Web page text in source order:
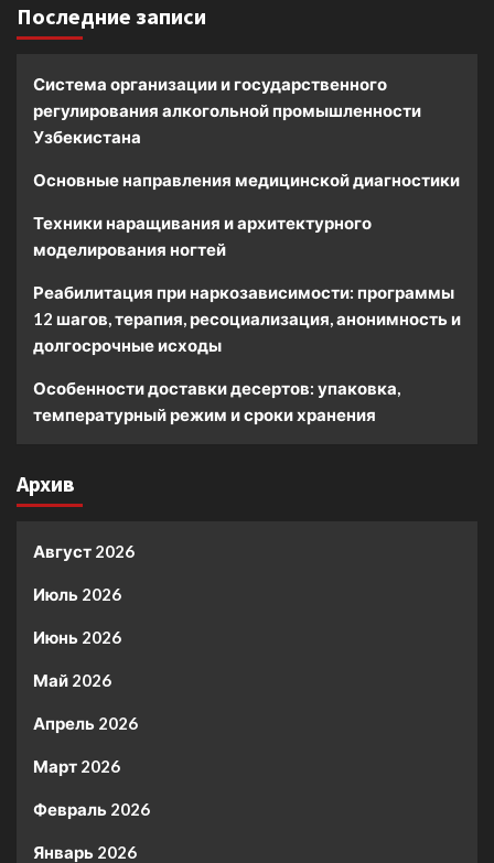
Последние записи
Система организации и государственного
регулирования алкогольной промышленности
Узбекистана
Основные направления медицинской диагностики
Техники наращивания и архитектурного
моделирования ногтей
Реабилитация при наркозависимости: программы
12 шагов, терапия, ресоциализация, анонимность и
долгосрочные исходы
Особенности доставки десертов: упаковка,
температурный режим и сроки хранения
Архив
Август 2026
Июль 2026
Июнь 2026
Май 2026
Апрель 2026
Март 2026
Февраль 2026
Январь 2026